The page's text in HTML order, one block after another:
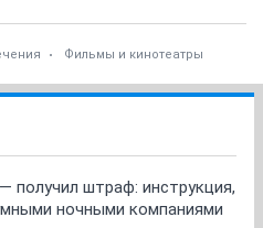
Фильмы и кинотеатры
получил штраф: инструкция,
ночными компаниями